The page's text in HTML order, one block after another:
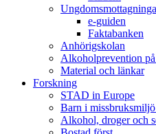
e-guiden
Faktabanken
Anhörigskolan
Alkoholprevention
Material och länkar
Forskning
STAD in Europe
Barn i
Alkohol, droger och